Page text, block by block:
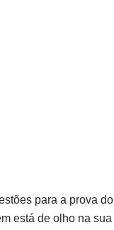
para a prova
está de olho na